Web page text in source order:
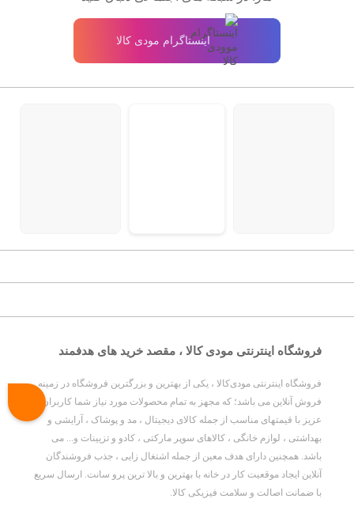
اینستاگرام مودی کالا
فروشگاه اینترنتی مودی کالا ، مقصد خرید های هدفمند
فروشگاه اینترنتی مودی‌کالا ، یکی از بهترین و بزرگترین فروشگاه در زمینه
فروش آنلاین می باشد؛ که مجهز به تمام محصولات مورد نیاز شما کاربران
عزیز با قیمتهای مناسب از جمله کالای دیجیتال ، مد و پوشاک ، آرایشی و
بهداشتی ، لوازم خانگی ، کالاهای سوپر مارکتی ، کادو و تزیینات و... می
باشد. همچنین دارای هدف معین از جمله اشتغال زایی ، جذب فروشندگان
آنلاین ایجاد موقعیت کار در خانه با بهترین و بالا ترین پرو سانت. ارسال سریع
با ضمانت اصالت و سلامت فیزیکی کالا.